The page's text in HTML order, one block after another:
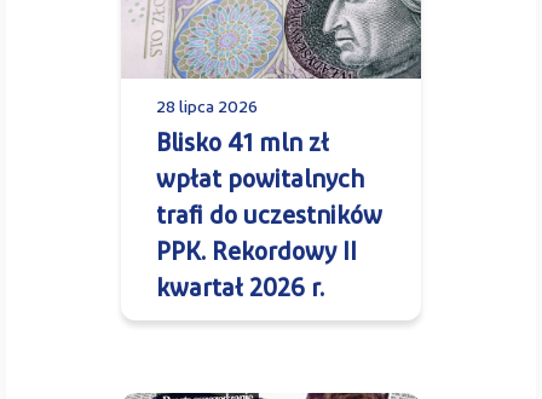
28 lipca 2026
Blisko 41 mln zł
wpłat powitalnych
trafi do uczestników
PPK. Rekordowy II
kwartał 2026 r.